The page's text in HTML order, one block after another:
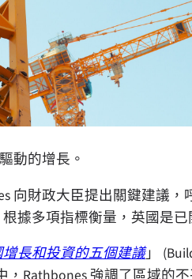
動的增長。
向財政大臣提出關鍵建議
據多項指標衡量，英國是
長和投資的五個建議」